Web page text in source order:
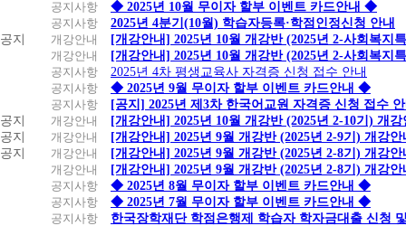
공지사항
◆ 2025년 10월 무이자 할부 이벤트 카드안내 ◆
공지사항
2025년 4분기(10월) 학습자등록·학점인정신청 안내
공지
개강안내
[개강안내] 2025년 10월 개강반 (2025년 2-사회복지
개강안내
[개강안내] 2025년 10월 개강반 (2025년 2-사회복지
공지사항
2025년 4차 평생교육사 자격증 신청 접수 안내
공지사항
◆ 2025년 9월 무이자 할부 이벤트 카드안내 ◆
공지사항
[공지] 2025년 제3차 한국어교원 자격증 신청 접수
공지
개강안내
[개강안내] 2025년 10월 개강반 (2025년 2-10기) 개강
공지
개강안내
[개강안내] 2025년 9월 개강반 (2025년 2-9기) 개강안
공지
개강안내
[개강안내] 2025년 9월 개강반 (2025년 2-8기) 개강안
개강안내
[개강안내] 2025년 9월 개강반 (2025년 2-8기) 개강안
공지사항
◆ 2025년 8월 무이자 할부 이벤트 카드안내 ◆
공지사항
◆ 2025년 7월 무이자 할부 이벤트 카드안내 ◆
공지사항
한국장학재단 학점은행제 학습자 학자금대출 신청